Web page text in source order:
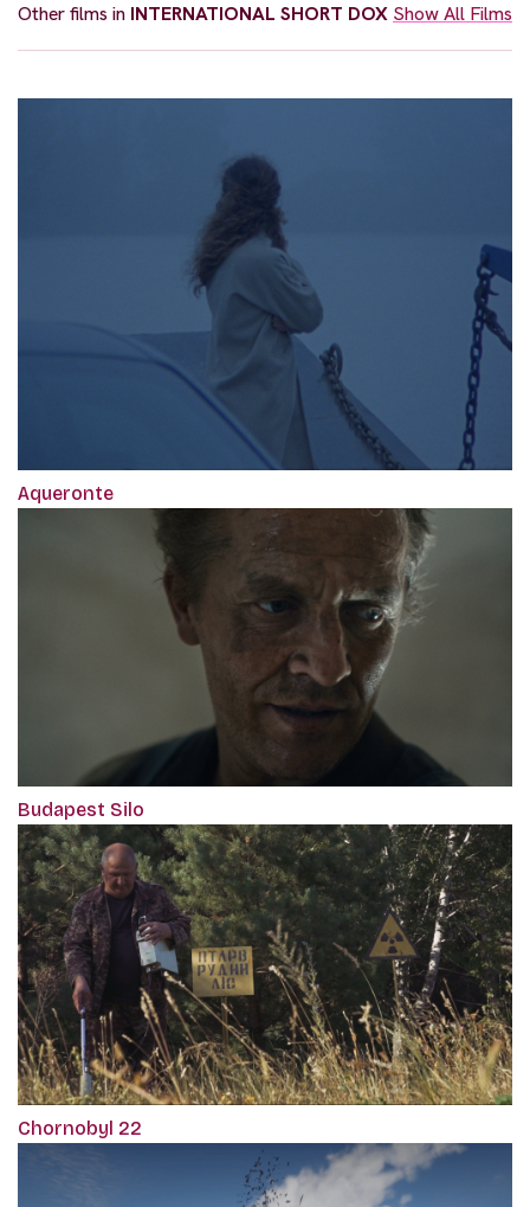
Other films in INTERNATIONAL SHORT DOX Show All Films
Aqueronte
Budapest Silo
Chornobyl 22